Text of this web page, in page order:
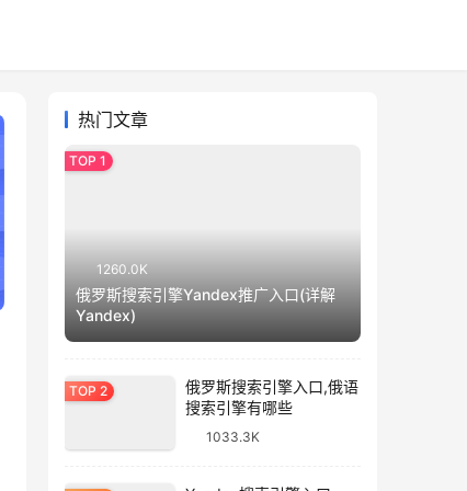
热门文章
1260.0K
俄罗斯搜索引擎Yandex推广入口(详解
Yandex)
俄罗斯搜索引擎入口,俄语
搜索引擎有哪些
1033.3K